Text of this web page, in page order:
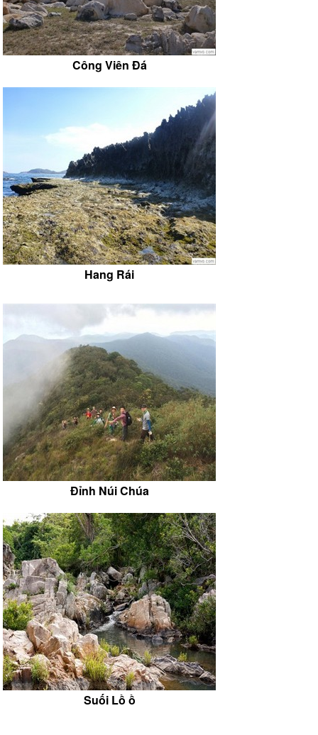
Công Viên Đá
Hang Rái
Đỉnh Núi Chúa
Suối Lồ ồ